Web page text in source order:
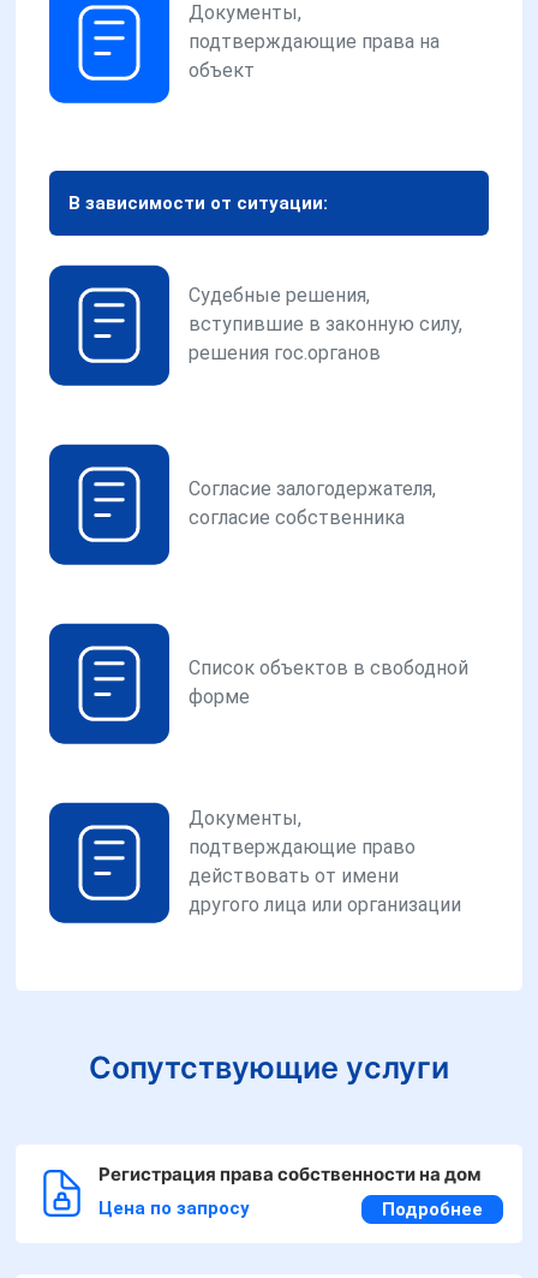
Документы,
подтверждающие права на
объект
В зависимости от ситуации:
Судебные решения,
вступившие в законную силу,
решения гос.органов
Согласие залогодержателя,
согласие собственника
Список объектов в свободной
форме
Документы,
подтверждающие право
действовать от имени
другого лица или организации
Сопутствующие услуги
Регистрация права собственности на дом
Цена по запросу Подробнее